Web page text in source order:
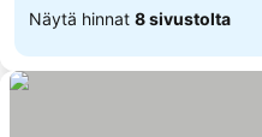
Näytä hinnat 8 sivustolta